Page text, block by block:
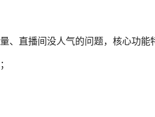
、直播间没人气的问题，核心功能